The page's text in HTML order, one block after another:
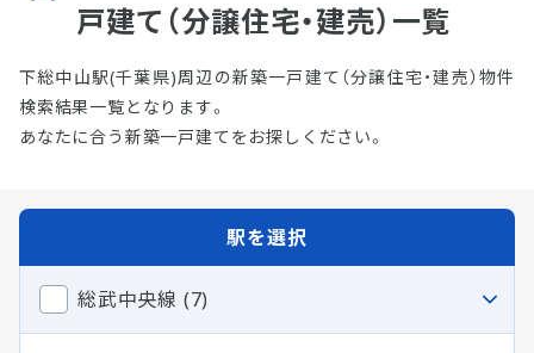
戸建て（分譲住宅・建売）一覧
下総中山駅(千葉県)周辺の新築一戸建て（分譲住宅・建売）物件
検索結果一覧となります。
あなたに合う新築一戸建てをお探しください。
駅を選択
総武中央線 (7)